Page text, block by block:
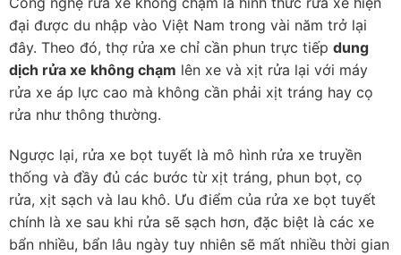
đại được du nhập vào Việt Nam trong vài năm trở lại
đây. Theo đó, thợ rửa xe chỉ cần phun trực tiếp dung
dịch rửa xe không chạm lên xe và xịt rửa lại với máy
rửa xe áp lực cao mà không cần phải xịt tráng hay cọ
rửa như thông thường.
Ngược lại, rửa xe bọt tuyết là mô hình rửa xe truyền
thống và đầy đủ các bước từ xịt tráng, phun bọt, cọ
rửa, xịt sạch và lau khô. Ưu điểm của rửa xe bọt tuyết
chính là xe sau khi rửa sẽ sạch hơn, đặc biệt là các xe
bẩn nhiều, bẩn lâu ngày tuy nhiên sẽ mất nhiều thời gian